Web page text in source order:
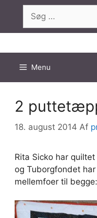
indhold
efter:
Menu
2
18. august 2014 Af
Rita Sicko har
og Tuborgfondet
mellemfoer til begge: